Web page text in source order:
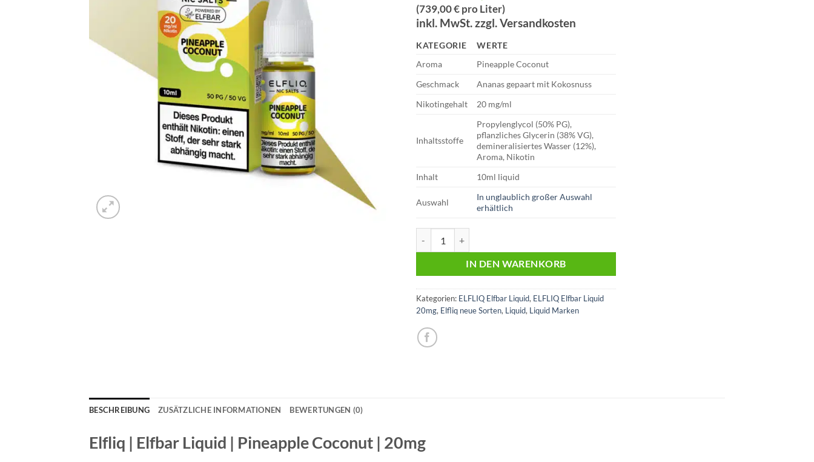
Preis
war:
Preis
ist:
(739,00 € pro Liter)
inkl. MwSt. zzgl. Versandkosten
KATEGORIE
WERTE
Aroma
Pineapple Coconut
Geschmack
Ananas gepaart mit Kokosnuss
Nikotingehalt
20 mg/ml
Inhaltsstoffe
Propylenglycol (50% PG),
pflanzliches Glycerin (38% VG),
demineralisiertes Wasser (12%),
Aroma, Nikotin
Inhalt
10ml liquid
Auswahl
In unglaublich großer Auswahl
erhältlich
IN DEN WARENKORB
Kategorien: ELFLIQ Elfbar Liquid, ELFLIQ Elfbar Liquid
20mg, Elfliq neue Sorten, Liquid, Liquid Marken
BESCHREIBUNG ZUSÄTZLICHE INFORMATIONEN BEWERTUNGEN (0)
Elfliq | Elfbar Liquid | Pineapple Coconut | 20mg